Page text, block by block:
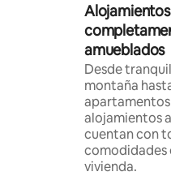
Alojamientos
amueblados
Desde
montaña
alojamientos
cuentan con
comodidades
vivienda.